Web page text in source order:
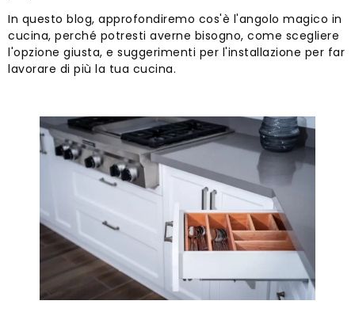
In questo blog, approfondiremo cos'è l'angolo magico in
cucina, perché potresti averne bisogno, come scegliere
l'opzione giusta, e suggerimenti per l'installazione per far
lavorare di più la tua cucina.